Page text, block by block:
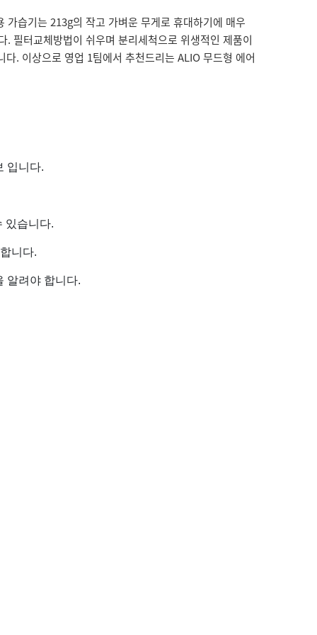
습기는 213g의 작고 가벼운 무게로 휴대하기에 매우
필터교체방법이 쉬우며 분리세척으로 위생적인 제품이
. 이상으로 영업 1팀에서 추천드리는 ALIO 무드형 에어
입니다.
있습니다.
니다.
알려야 합니다.